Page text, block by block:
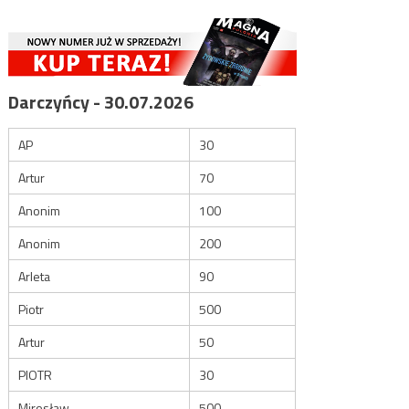
Darczyńcy - 30.07.2026
AP
30
Artur
70
Anonim
100
Anonim
200
Arleta
90
Piotr
500
Artur
50
PIOTR
30